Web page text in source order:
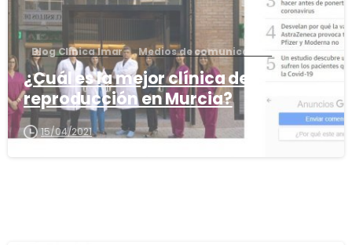
Blog Clínica Imar Medios de comunicación
¿Cuál es la mejor clínica de
reproducción en Murcia?
15/04/2021